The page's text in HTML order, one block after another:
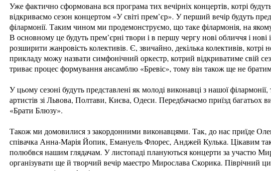
Уже фактично сформована вся програма тих вечірніх концертів, котрі
відкриваємо сезон концертом «У світі прем’єр». У перший вечір будуть
філармонії. Таким чином ми продемонструємо, що таке філармонія, на
В основному це будуть прем’єрні твори і в першу чергу нові обличчя і
розширити жанровість колективів. Є, звичайно, декілька колективів, котрі
прикладу можу назвати симфонічний оркестр, котрий відкриватиме свій
триває процес формування ансамблю «Бревіс», тому він також ще не
У цьому сезоні будуть представлені як молоді виконавці з нашої
артистів зі Львова, Полтави, Києва, Одеси. Передбачаємо приїзд багатьох
«Брати Блюзу».
Також ми домовилися з закордонними виконавцями. Так, до нас приїде
співачка Анна-Марія Йопик, Емануель Флорес, Анджей Кулька. Цікавим
полюбвся нашим глядачам. У листопаді плануються концерти за участю
організувати ще й творчий вечір маестро Мирослава Скорика. Піврічний